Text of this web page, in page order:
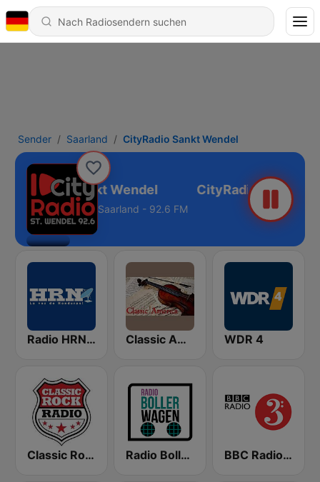
Sender Saarland CityRadio Sankt Wendel
CityRadio Sankt Wendel
Saarland - 92.6 FM
Radio HRN 92.9 FM Classic America WDR 4
Classic Rock Radio Radio Bollerwagen BBC Radio 3